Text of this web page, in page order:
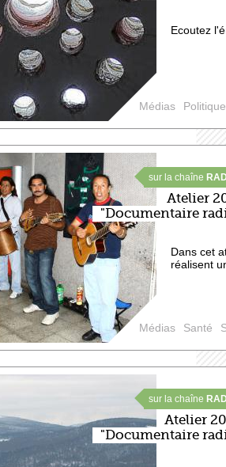
Ecoutez
Médias Politique
sur la chaîne
Atelier
"Documentaire
Dans cet
réalisent
Médias Santé
sur la chaîne
Atelier
"Documentaire